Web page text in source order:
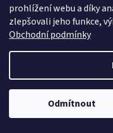
prohlížení webu a díky
zlepšovali jeho funkce,
Obchodní podmínky
Odmítnout